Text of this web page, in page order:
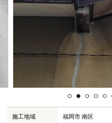
施工事例集
施工地域 福岡市 南区